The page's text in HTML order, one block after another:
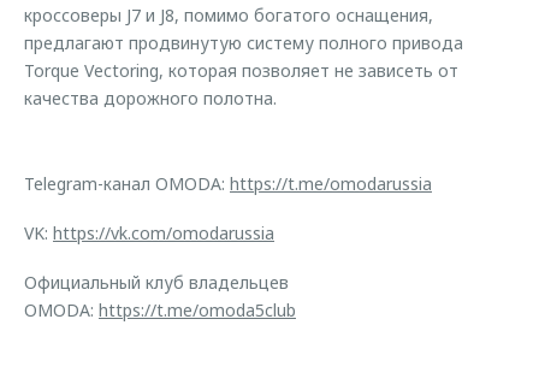
кроссоверы J7 и J8, помимо богатого оснащения,
предлагают продвинутую систему полного привода
Torque Vectoring, которая позволяет не зависеть от
качества дорожного полотна.
Telegram-канал OMODA: https://t.me/omodarussia
VK: https://vk.com/omodarussia
Официальный клуб владельцев
OMODA: https://t.me/omoda5club